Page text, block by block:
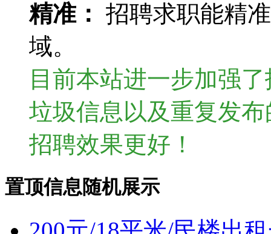
精准： 招聘求职能精
域。
目前本站进一步加强
垃圾信息以及重复发
招聘效果更好！
置顶信息随机展示